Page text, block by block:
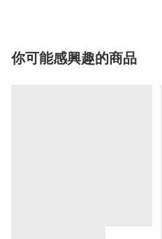
你可能感興趣的商品